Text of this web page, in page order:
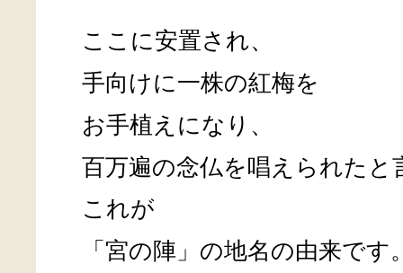
ここに安置され、
手向けに一株の紅梅を
お手植えになり、
百万遍の念仏を唱えられたと
これが
「宮の陣」の地名の由来です